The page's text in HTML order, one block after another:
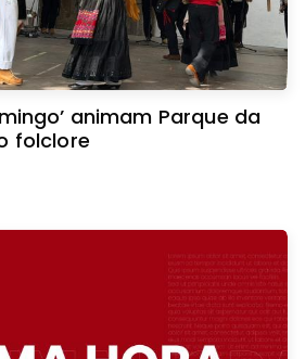
animam Parque da
folclore